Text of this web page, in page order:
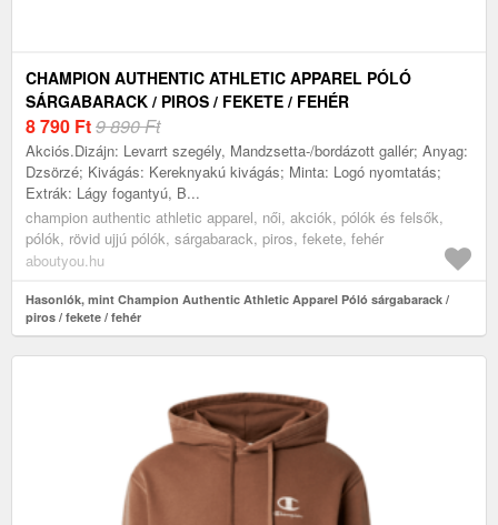
CHAMPION AUTHENTIC ATHLETIC APPAREL PÓLÓ
SÁRGABARACK / PIROS / FEKETE / FEHÉR
8 790 Ft9 890 Ft
Akciós.Dizájn: Levarrt szegély, Mandzsetta-/bordázott gallér; Anyag:
Dzsörzé; Kivágás: Kereknyakú kivágás; Minta: Logó nyomtatás;
Extrák: Lágy fogantyú, B...
champion authentic athletic apparel, női, akciók, pólók és felsők,
pólók, rövid ujjú pólók, sárgabarack, piros, fekete, fehér
aboutyou.hu
Hasonlók, mint Champion Authentic Athletic Apparel Póló sárgabarack /
piros / fekete / fehér